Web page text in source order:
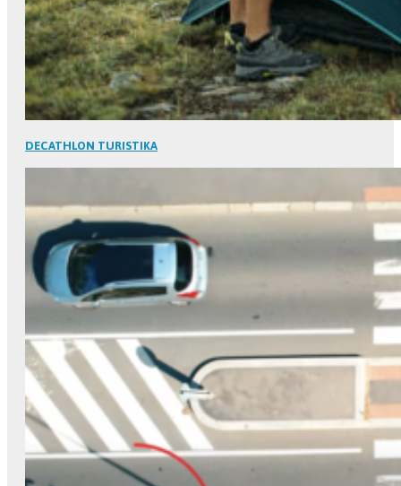
DECATHLON TURISTIKA